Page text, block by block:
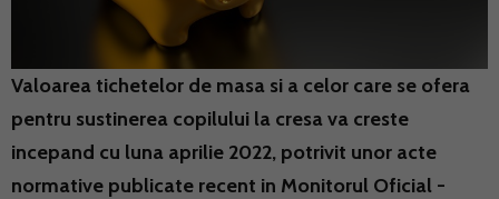
Valoarea tichetelor de masa si a celor care se ofera
pentru sustinerea copilului la cresa va creste
incepand cu luna aprilie 2022, potrivit unor acte
normative publicate recent in Monitorul Oficial -